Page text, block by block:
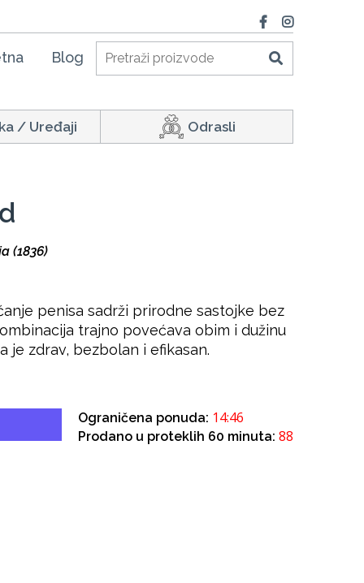
Blog
/ Uređaji Odrasli
(1836)
penisa sadrži prirodne sastojke bez
trajno povećava obim i dužinu
je zdrav, bezbolan i efikasan.
Ograničena ponuda: 14:45
Prodano u proteklih 60 minuta: 88